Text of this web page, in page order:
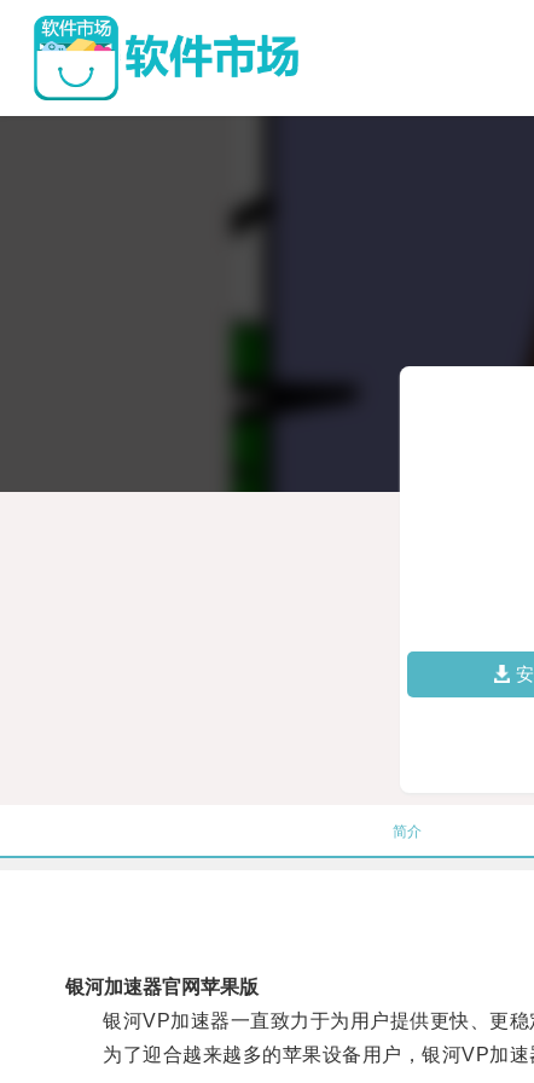
简介
银河加速器官网苹果版
银河VP加速器一直致力于为用户提供更快、更稳
为了迎合越来越多的苹果设备用户，银河VP加速